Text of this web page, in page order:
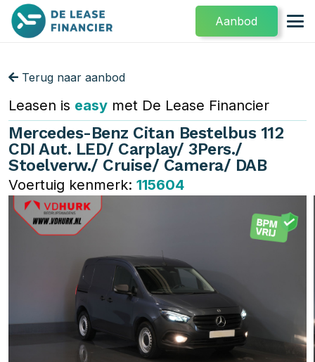
Aanbod
Terug naar aanbod
Leasen is easy met De Lease Financier
Mercedes-Benz Citan Bestelbus 112
CDI Aut. LED/ Carplay/ 3Pers./
Stoelverw./ Cruise/ Camera/ DAB
Voertuig kenmerk: 115604